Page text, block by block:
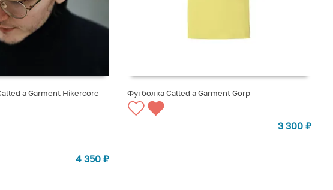
a Garment Hikercore
4 350 ₽
Футболка Called a Garment Gorp
3 300 ₽